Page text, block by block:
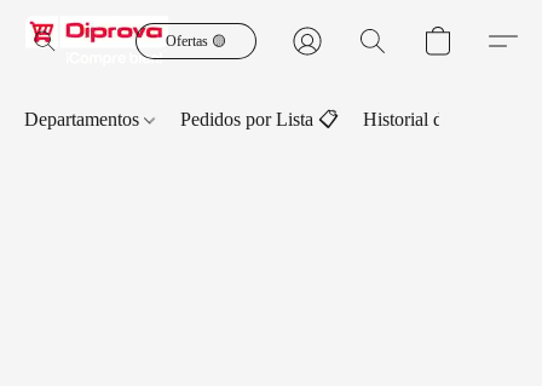
Ofertas 🟡
Departamentos Pedidos por Lista 📋 Historial de Pedidos